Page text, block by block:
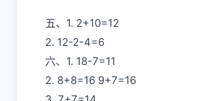
五、1. 2+10=12
2. 12-2-4=6
六、1. 18-7=11
2. 8+8=16 9+7=16